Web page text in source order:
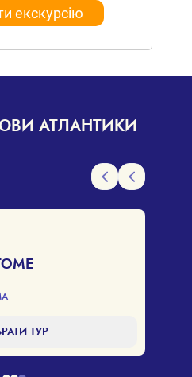
екскурсію
АТЛАНТИКИ
ВИБРАТИ ТУР